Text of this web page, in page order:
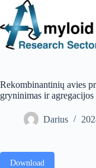
i
o
n
t
Rekombinantinių avies
gryninimas ir
Darius
Download